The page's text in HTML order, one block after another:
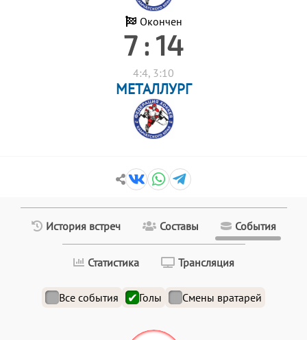
Окончен
7 : 14
4:4, 3:10
МЕТАЛЛУРГ
История встреч Составы События
Статистика Трансляция
Все события Голы Смены вратарей